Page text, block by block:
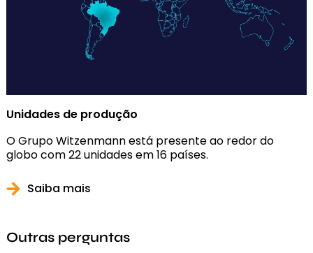
Unidades de produção
O Grupo Witzenmann está presente ao redor do
globo com 22 unidades em 16 países.
Saiba mais
Outras perguntas